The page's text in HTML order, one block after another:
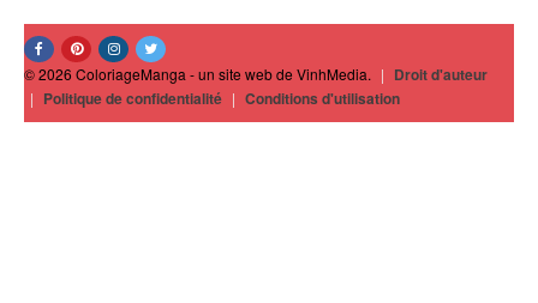
© 2026 ColoriageManga - un site web de VinhMedia. | Droit d'auteur
| Politique de confidentialité | Conditions d'utilisation